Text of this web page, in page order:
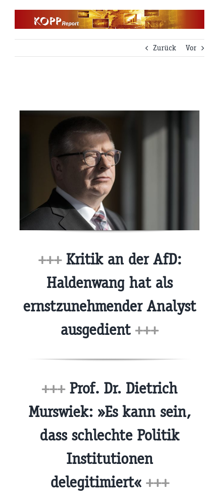
Zurück
Vor
+++Kritik an der AfD:
Haldenwang hat als
ernstzunehmender Analyst
ausgedient +++
+++Prof. Dr. Dietrich
Murswiek: »Es kann sein,
dass schlechte Politik
Institutionen
delegitimiert« +++